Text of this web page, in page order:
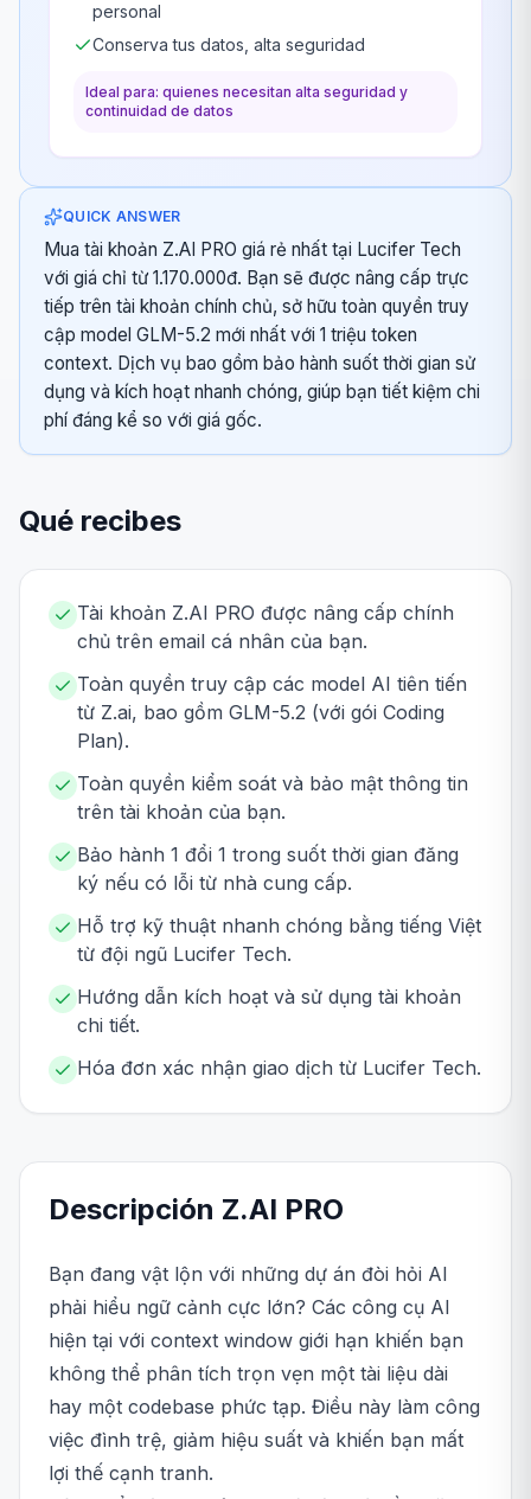
personal
Conserva tus datos, alta seguridad
Ideal para: quienes necesitan alta seguridad y
continuidad de datos
QUICK ANSWER
Mua tài khoản Z.AI PRO giá rẻ nhất tại Lucifer Tech
với giá chỉ từ 1.170.000đ. Bạn sẽ được nâng cấp trực
tiếp trên tài khoản chính chủ, sở hữu toàn quyền truy
cập model GLM-5.2 mới nhất với 1 triệu token
context. Dịch vụ bao gồm bảo hành suốt thời gian sử
dụng và kích hoạt nhanh chóng, giúp bạn tiết kiệm chi
phí đáng kể so với giá gốc.
Qué recibes
Tài khoản Z.AI PRO được nâng cấp chính
chủ trên email cá nhân của bạn.
Toàn quyền truy cập các model AI tiên tiến
từ Z.ai, bao gồm GLM-5.2 (với gói Coding
Plan).
Toàn quyền kiểm soát và bảo mật thông tin
trên tài khoản của bạn.
Bảo hành 1 đổi 1 trong suốt thời gian đăng
ký nếu có lỗi từ nhà cung cấp.
Hỗ trợ kỹ thuật nhanh chóng bằng tiếng Việt
từ đội ngũ Lucifer Tech.
Hướng dẫn kích hoạt và sử dụng tài khoản
chi tiết.
Hóa đơn xác nhận giao dịch từ Lucifer Tech.
Descripción Z.AI PRO
Bạn đang vật lộn với những dự án đòi hỏi AI
phải hiểu ngữ cảnh cực lớn? Các công cụ AI
hiện tại với context window giới hạn khiến bạn
không thể phân tích trọn vẹn một tài liệu dài
hay một codebase phức tạp. Điều này làm công
việc đình trệ, giảm hiệu suất và khiến bạn mất
lợi thế cạnh tranh.